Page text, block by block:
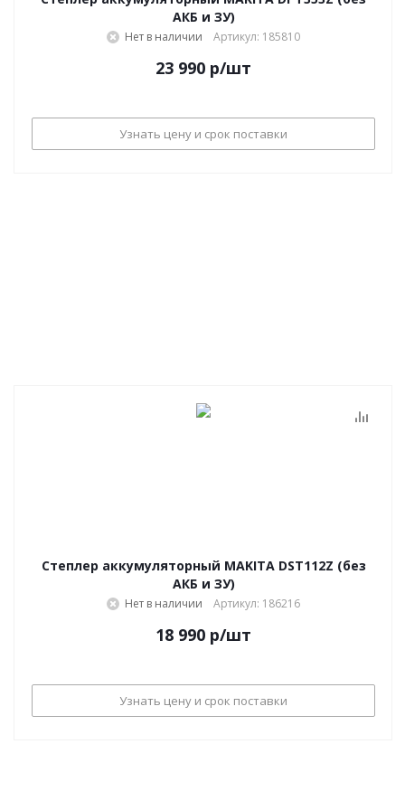
АКБ и ЗУ)
Нет в наличии Артикул: 185810
23 990 р/шт
Узнать цену и срок поставки
Степлер аккумуляторный MAKITA DST112Z (без
АКБ и ЗУ)
Нет в наличии Артикул: 186216
18 990 р/шт
Узнать цену и срок поставки